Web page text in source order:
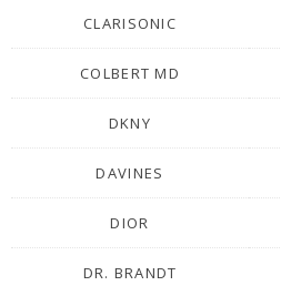
CLARISONIC
COLBERT MD
DKNY
DAVINES
DIOR
DR. BRANDT